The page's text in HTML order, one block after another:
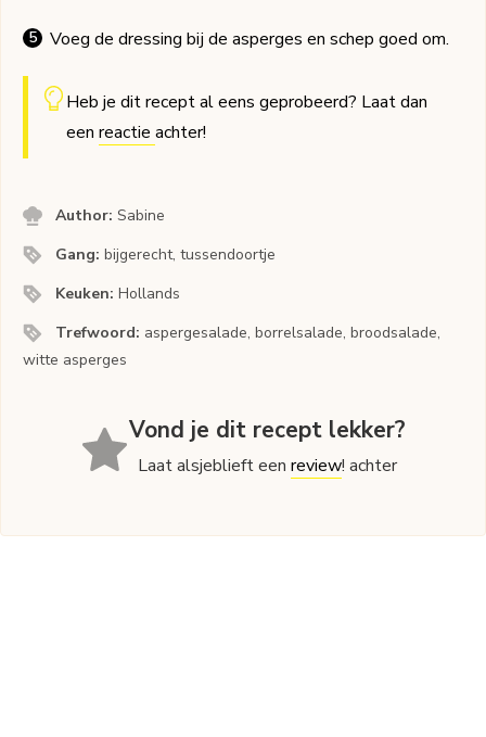
Voeg de dressing bij de asperges en schep goed om.
Heb je dit recept al eens geprobeerd? Laat dan
een reactie achter!
Author:Sabine
Gang:bijgerecht, tussendoortje
Keuken:Hollands
Trefwoord: aspergesalade, borrelsalade, broodsalade,
witte asperges
Vond je dit recept lekker?
Laat alsjeblieft eenreview! achter